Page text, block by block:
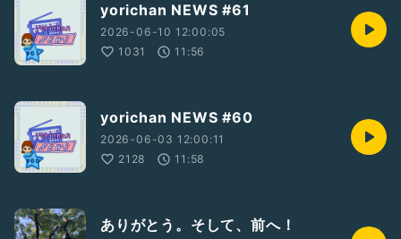
yorichan NEWS #61
2026-06-10 12:00:05
1031
11:56
yorichan NEWS #60
2026-06-03 12:00:11
2128
11:58
ありがとう。そして、前へ！